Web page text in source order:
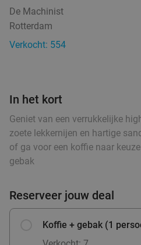
food
food
food
Vandaag
VersNul10
2- of 3-gangendiner à la
Vandaag Morgen Ma
Curry's Kralingen
Rotterdam
Verkocht: 100
De Machinist
Rotterdam
Verkocht: 554
In het kort
Geniet van een verrukkelijke
zoete lekkernijen en hartige
of ga voor een koffie naar
gebak
Reserveer jouw deal
Koffie + gebak (1